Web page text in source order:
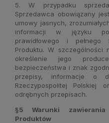
5. W przypadku
Sprzedawca obowiązany
umowy jasnych,
informacji w języku
prawidłowego i pełnego
Produktu. W szczególności
określenie jego
bezpieczeństwa i znak
przepisy, informacje o
Rzeczypospolitej
odrębnych przepisach.
§5 Warunki
Produktów